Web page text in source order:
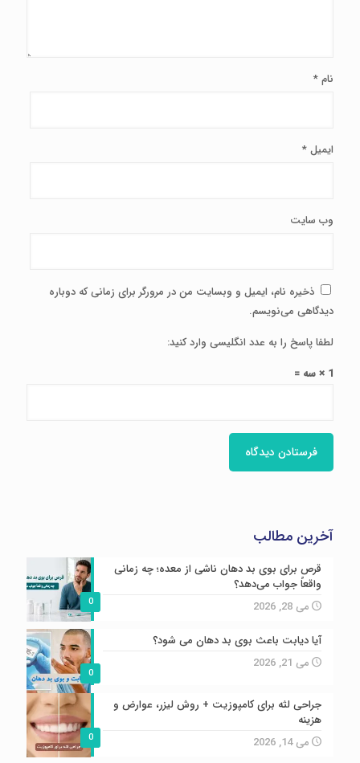
نام*
ایمیل*
وب‌ سایت
ذخیره نام، ایمیل و وبسایت من در مرورگر برای زمانی که دوباره
دیدگاهی می‌نویسم.
لطفا پاسخ را به عدد انگلیسی وارد کنید:
1 × سه =
آخرین مطالب
0
قرص برای بوی بد دهان ناشی از معده؛ چه زمانی
واقعاً جواب می‌دهد؟
می 28, 2026
0
آیا دیابت باعث بوی بد دهان می شود؟
می 21, 2026
0
جراحی لثه برای کامپوزیت + روش لیزر، عوارض و
هزینه
می 14, 2026